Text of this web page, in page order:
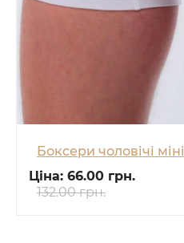
Боксери чоловічі міні
Ціна: 66.00 грн.
132.00 грн.